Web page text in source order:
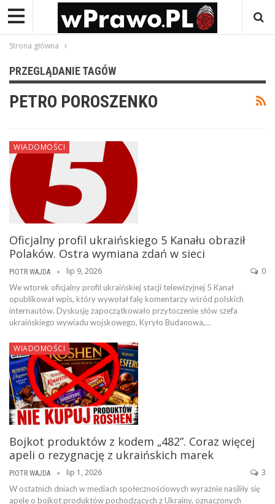
Strona główna
PRZEGLĄDANIE TAGÓW
PETRO POROSZENKO
WIADOMOŚCI
Oficjalny profil ukraińskiego 5 Kanału obraził
Polaków. Ostra wymiana zdań w sieci
PIOTR WAJDA lip 9, 2026 0
We wtorek oficjalny profil ukraińskiej stacji telewizyjnej 5 Kanał
opublikował wpis, który wywołał falę komentarzy wśród polskich
internautów. Dyskusję zapoczątkowało przytoczenie słów szefa
ukraińskiego wywiadu wojskowego, Kyryło Budanowa,…
WIADOMOŚCI
Bojkot produktów z kodem „482”. Coraz więcej
apeli o rezygnację z ukraińskich marek
PIOTR WAJDA lip 1, 2026 3
W ostatnich dniach w mediach społecznościowych wyraźnie nasiliły się
apele o bojkot produktów pochodzących z Ukrainy, oznaczonych